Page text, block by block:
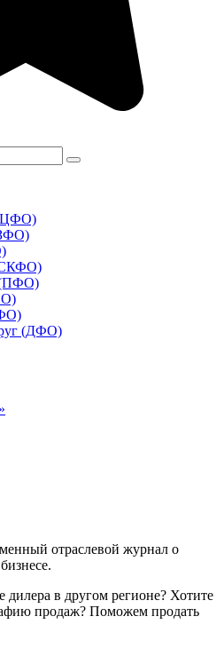
(ЦФО)
(ПФО)
(ДФО)
отраслевой журнал о
в другом регионе? Хотите
продаж? Поможем продать